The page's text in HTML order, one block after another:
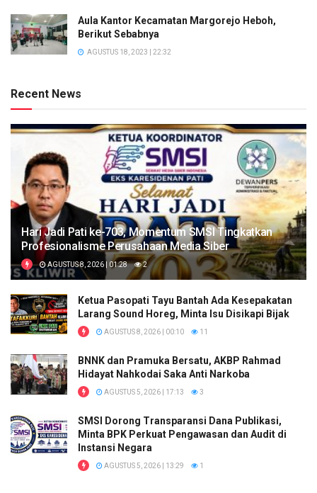
Aula Kantor Kecamatan Margorejo Heboh,
Berikut Sebabnya
AGUSTUS 18, 2023 | 22:32
Recent News
Hari Jadi Pati ke-703, Momentum SMSI Tingkatkan
Profesionalisme Perusahaan Media Siber
AGUSTUS 8, 2026 | 01:28 2
Ketua Pasopati Tayu Bantah Ada Kesepakatan
Larang Sound Horeg, Minta Isu Disikapi Bijak
AGUSTUS 8, 2026 | 00:10 11
BNNK dan Pramuka Bersatu, AKBP Rahmad
Hidayat Nahkodai Saka Anti Narkoba
AGUSTUS 5, 2026 | 17:13 3
SMSI Dorong Transparansi Dana Publikasi,
Minta BPK Perkuat Pengawasan dan Audit di
Instansi Negara
AGUSTUS 5, 2026 | 13:29 1